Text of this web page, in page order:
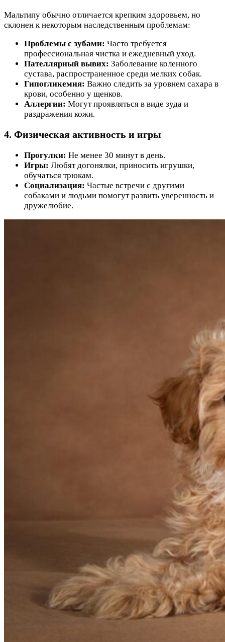
Мальтипу обычно отличается крепким здоровьем, но
склонен к некоторым наследственным проблемам:
Проблемы с зубами: Часто требуется
профессиональная чистка и ежедневный уход.
Пателлярный вывих: Заболевание коленного
сустава, распространенное среди мелких собак.
Гипогликемия: Важно следить за уровнем сахара в
крови, особенно у щенков.
Аллергии: Могут проявляться в виде зуда и
раздражения кожи.
4. Физическая активность и игры
Прогулки: Не менее 30 минут в день.
Игры: Любят догонялки, приносить игрушки,
обучаться трюкам.
Социализация: Частые встречи с другими
собаками и людьми помогут развить уверенность и
дружелюбие.